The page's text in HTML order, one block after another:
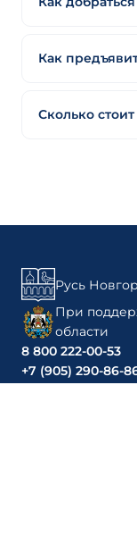
Как
Сколько стоит
Русь
При
области
8 800 222-00-53
+7 (905) 290-